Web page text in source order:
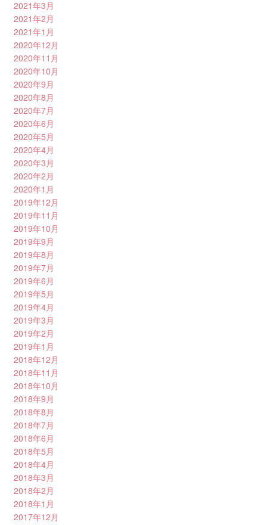
2021年3月
2021年2月
2021年1月
2020年12月
2020年11月
2020年10月
2020年9月
2020年8月
2020年7月
2020年6月
2020年5月
2020年4月
2020年3月
2020年2月
2020年1月
2019年12月
2019年11月
2019年10月
2019年9月
2019年8月
2019年7月
2019年6月
2019年5月
2019年4月
2019年3月
2019年2月
2019年1月
2018年12月
2018年11月
2018年10月
2018年9月
2018年8月
2018年7月
2018年6月
2018年5月
2018年4月
2018年3月
2018年2月
2018年1月
2017年12月